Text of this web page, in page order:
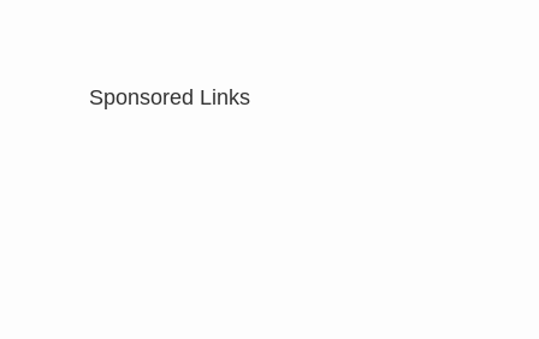
Sponsored Links